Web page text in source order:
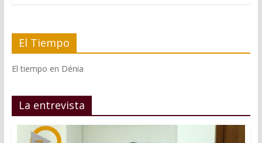
El Tiempo
El tiempo en Dénia
La entrevista